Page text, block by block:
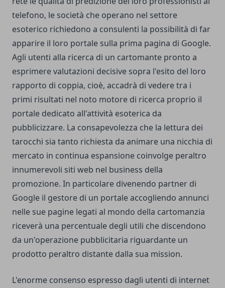
telefono, le società che operano nel settore
esoterico richiedono a consulenti la possibilità di far
apparire il loro portale sulla prima pagina di Google.
Agli utenti alla ricerca di un cartomante pronto a
esprimere valutazioni decisive sopra l'esito del loro
rapporto di coppia, cioè, accadrà di vedere tra i
primi risultati nel noto motore di ricerca proprio il
portale dedicato all'attività esoterica da
pubblicizzare. La consapevolezza che la lettura dei
tarocchi sia tanto richiesta da animare una nicchia di
mercato in continua espansione coinvolge peraltro
innumerevoli siti web nel business della
promozione. In particolare divenendo partner di
Google il gestore di un portale accogliendo annunci
nelle sue pagine legati al mondo della cartomanzia
riceverà una percentuale degli utili che discendono
da un'operazione pubblicitaria riguardante un
prodotto peraltro distante dalla sua mission.
L'enorme consenso espresso dagli utenti di internet